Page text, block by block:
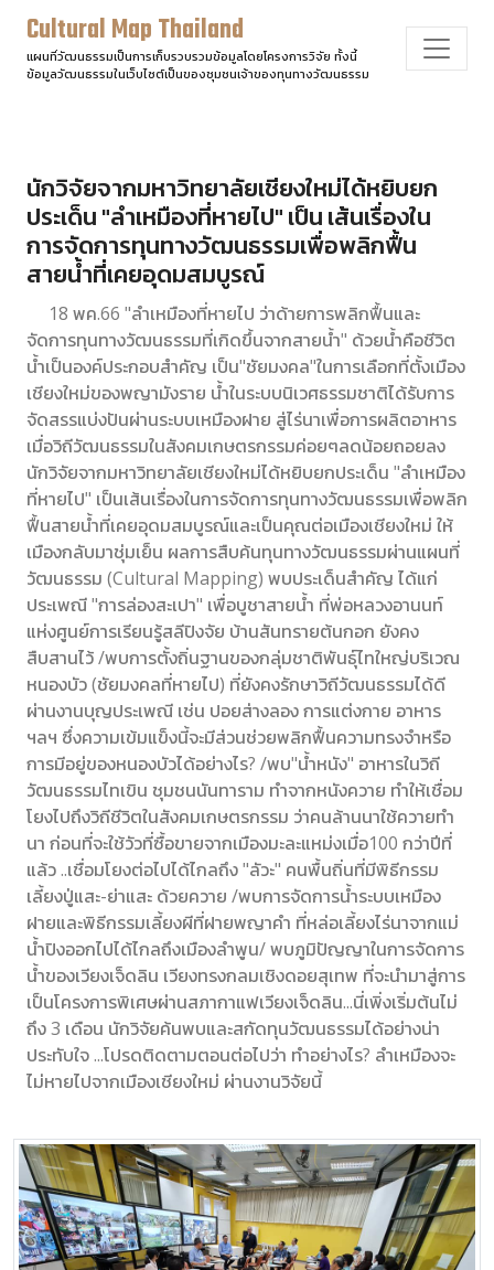
Cultural Map Thailand
แผนที่วัฒนธรรมเป็นการเก็บรวบรวมข้อมูลโดยโครงการวิจัย ทั้งนี้
ข้อมูลวัฒนธรรมในเว็บไซต์เป็นของชุมชนเจ้าของทุนทางวัฒนธรรม
นักวิจัยจากมหาวิทยาลัยเชียงใหม่ได้หยิบยก
ประเด็น "ลำเหมืองที่หายไป" เป็น เส้นเรื่องใน
การจัดการทุนทางวัฒนธรรมเพื่อพลิกฟื้น
สายน้ำที่เคยอุดมสมบูรณ์
18 พค.66 "ลำเหมืองที่หายไป ว่าด้ายการพลิกฟื้นและ
จัดการทุนทางวัฒนธรรมที่เกิดขึ้นจากสายน้ำ" ด้วยน้ำคือชีวิต
น้ำเป็นองค์ประกอบสำคัญ เป็น"ชัยมงคล"ในการเลือกที่ตั้งเมือง
เชียงใหม่ของพญามังราย น้ำในระบบนิเวศธรรมชาติได้รับการ
จัดสรรแบ่งปันผ่านระบบเหมืองฝาย สู่ไร่นาเพื่อการผลิตอาหาร
เมื่อวิถีวัฒนธรรมในสังคมเกษตรกรรมค่อยๆลดน้อยถอยลง
นักวิจัยจากมหาวิทยาลัยเชียงใหม่ได้หยิบยกประเด็น "ลำเหมือง
ที่หายไป" เป็นเส้นเรื่องในการจัดการทุนทางวัฒนธรรมเพื่อพลิก
ฟื้นสายน้ำที่เคยอุดมสมบูรณ์และเป็นคุณต่อเมืองเชียงใหม่ ให้
เมืองกลับมาชุ่มเย็น ผลการสืบค้นทุนทางวัฒนธรรมผ่านแผนที่
วัฒนธรรม (Cultural Mapping) พบประเด็นสำคัญ ได้แก่
ประเพณี "การล่องสะเปา" เพื่อบูชาสายน้ำ ที่พ่อหลวงอานนท์
แห่งศูนย์การเรียนรู้สลีปิงจัย บ้านสันทรายต้นกอก ยังคง
สืบสานไว้ /พบการตั้งถิ่นฐานของกลุ่มชาติพันธุ์ไทใหญ่บริเวณ
หนองบัว (ชัยมงคลที่หายไป) ที่ยังคงรักษาวิถีวัฒนธรรมได้ดี
ผ่านงานบุญประเพณี เช่น ปอยส่างลอง การแต่งกาย อาหาร
ฯลฯ ซึ่งความเข้มแข็งนี้จะมีส่วนช่วยพลิกฟื้นความทรงจำหรือ
การมีอยู่ของหนองบัวได้อย่างไร? /พบ"น้ำหนัง" อาหารในวิถี
วัฒนธรรมไทเขิน ชุมชนนันทาราม ทำจากหนังควาย ทำให้เชื่อม
โยงไปถึงวิถีชีวิตในสังคมเกษตรกรรม ว่าคนล้านนาใช้ควายทำ
นา ก่อนที่จะใช้วัวที่ซื้อขายจากเมืองมะละแหม่งเมื่อ100 กว่าปีที่
แล้ว ..เชื่อมโยงต่อไปได้ไกลถึง "ลัวะ" คนพื้นถิ่นที่มีพิธีกรรม
เลี้ยงปู่แสะ-ย่าแสะ ด้วยควาย /พบการจัดการน้ำระบบเหมือง
ฝายและพิธีกรรมเลี้ยงผีที่ฝายพญาคำ ที่หล่อเลี้ยงไร่นาจากแม่
น้ำปิงออกไปได้ไกลถึงเมืองลำพูน/ พบภูมิปัญญาในการจัดการ
น้ำของเวียงเจ็ดลิน เวียงทรงกลมเชิงดอยสุเทพ ที่จะนำมาสู่การ
เป็นโครงการพิเศษผ่านสภากาแฟเวียงเจ็ดลิน...นี่เพิ่งเริ่มต้นไม่
ถึง 3 เดือน นักวิจัยค้นพบและสกัดทุนวัฒนธรรมได้อย่างน่า
ประทับใจ ...โปรดติดตามตอนต่อไปว่า ทำอย่างไร? ลำเหมืองจะ
ไม่หายไปจากเมืองเชียงใหม่ ผ่านงานวิจัยนี้